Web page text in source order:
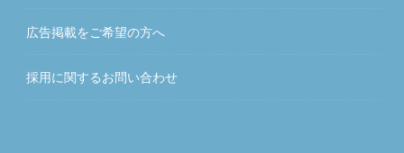
広告掲載をご希望の方へ
採用に関するお問い合わせ